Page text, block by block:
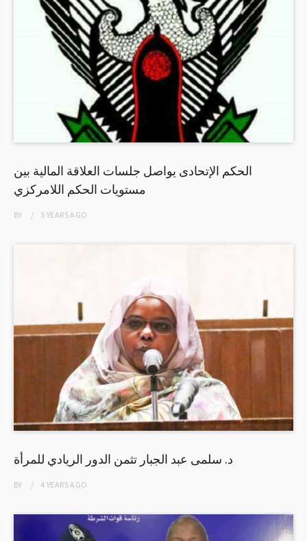
الحكم الإتحادى يواصل جلسات العلاقة المالية بين
مستويات الحكم اللامركزي
BY 5 YEARSAGO
د. سلمى عبد الجبار تثمن الدور الريادي للمرأة
BY 4 YEARSAGO